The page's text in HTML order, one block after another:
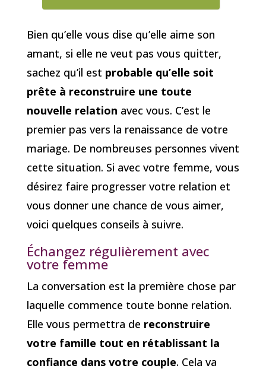
Bien qu’elle vous dise qu’elle aime son
amant, si elle ne veut pas vous quitter,
sachez qu’il est probable qu’elle soit
prête à reconstruire une toute
nouvelle relation avec vous. C’est le
premier pas vers la renaissance de votre
mariage. De nombreuses personnes vivent
cette situation. Si avec votre femme, vous
désirez faire progresser votre relation et
vous donner une chance de vous aimer,
voici quelques conseils à suivre.
Échangez régulièrement avec
votre femme
La conversation est la première chose par
laquelle commence toute bonne relation.
Elle vous permettra de reconstruire
votre famille tout en rétablissant la
confiance dans votre couple. Cela va